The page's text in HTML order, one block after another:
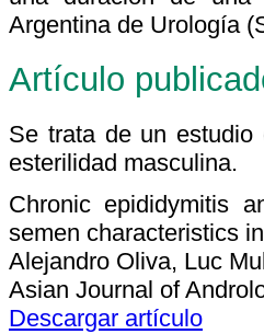
Argentina de Urología
Artículo
Se trata de un estudio
esterilidad masculina.
Chronic epididymitis
semen characteristics
Alejandro Oliva, Luc
Asian Journal of
Descargar artículo